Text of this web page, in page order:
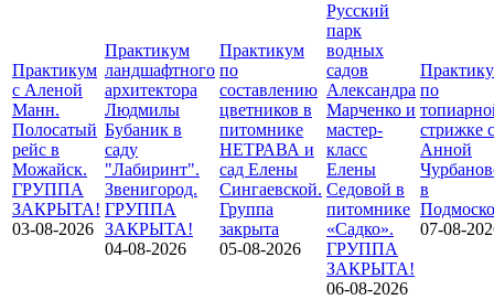
Практикум
с Аленой
Манн.
Полосатый
рейс в
Можайск.
ГРУППА
ЗАКРЫТА!
03-08-2026
Практикум
ландшафтного
архитектора
Людмилы
Бубаник в
саду
"Лабиринт".
Звенигород.
ГРУППА
ЗАКРЫТА!
04-08-2026
Практикум
по
составлению
цветников в
питомнике
НЕТРАВА и
сад Елены
Сингаевской.
Группа
закрыта
05-08-2026
Русский
парк
водных
садов
Александра
Марченко и
мастер-
класс
Елены
Седовой в
питомнике
«Садко».
ГРУППА
ЗАКРЫТА!
06-08-2026
по
стрижке с
Анной
в
07-08-